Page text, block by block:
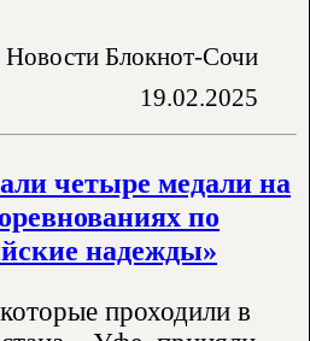
Блокнот-Сочи
19.02.2025
четыре медали на
по
надежды»
проходили в